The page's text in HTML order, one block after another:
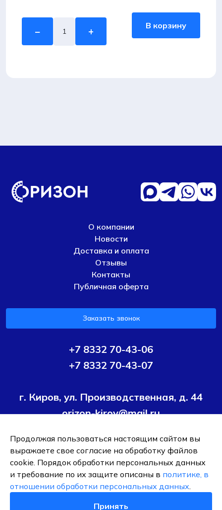
−
Количество
товара
114-
+ В корзину
О компании
Новости
Доставка и оплата
Отзывы
Контакты
Публичная оферта
Заказать звонок
+7 8332 70-43-06
+7 8332 70-43-07
г. Киров, ул. Производственная, д. 44
orizon-kirov@mail.ru
Условия политики конфиденциальности
Согласие на
обработку персональных данных
ОБЩЕСТВО С ОГРАНИЧЕННОЙ ОТВЕТСТВЕННОСТЬЮ ТК
"ОРИЗОН-ПОДШИПНИК"
ИНН 4345495376
Продолжая пользоваться настоящим сайтом вы
выражаете свое согласие на обработку файлов
cookie. Порядок обработки персональных данных
и требование по их защите описаны в политике, в
отношении обработки персональных данных.
Принять